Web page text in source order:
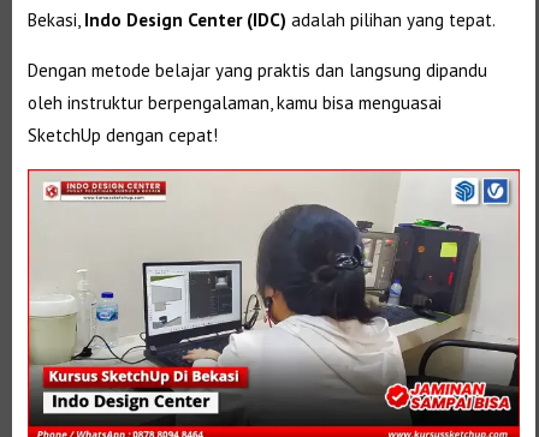
Bekasi, Indo Design Center (IDC) adalah pilihan yang tepat.
Dengan metode belajar yang praktis dan langsung dipandu
oleh instruktur berpengalaman, kamu bisa menguasai
SketchUp dengan cepat!